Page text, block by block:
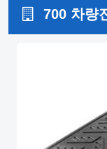
700 차량